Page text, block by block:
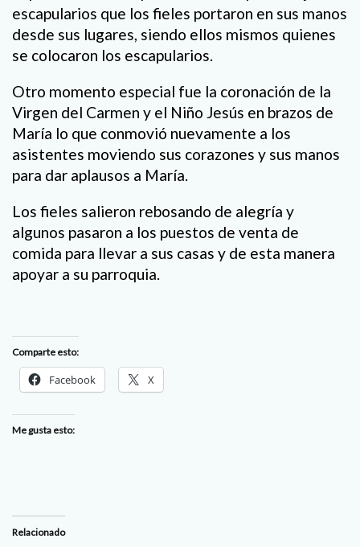
escapularios que los fieles portaron en sus manos
desde sus lugares, siendo ellos mismos quienes
se colocaron los escapularios.
Otro momento especial fue la coronación de la
Virgen del Carmen y el Niño Jesús en brazos de
María lo que conmovió nuevamente a los
asistentes moviendo sus corazones y sus manos
para dar aplausos a María.
Los fieles salieron rebosando de alegría y
algunos pasaron a los puestos de venta de
comida para llevar a sus casas y de esta manera
apoyar a su parroquia.
Comparte esto:
Facebook X
Me gusta esto:
Relacionado